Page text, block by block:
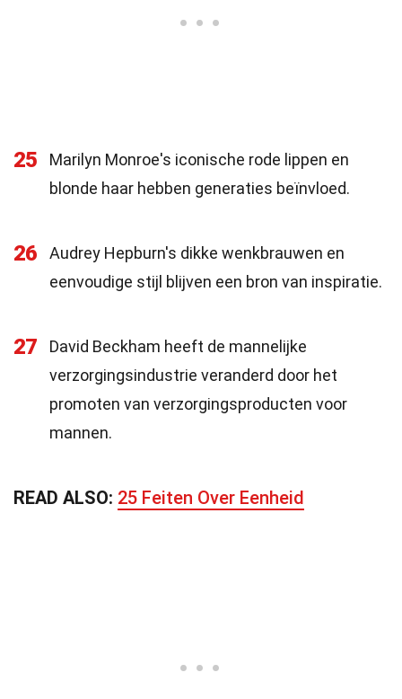
25
Marilyn Monroe's iconische rode lippen en
blonde haar hebben generaties beïnvloed.
26
Audrey Hepburn's dikke wenkbrauwen en
eenvoudige stijl blijven een bron van inspiratie.
27
David Beckham heeft de mannelijke
verzorgingsindustrie veranderd door het
promoten van verzorgingsproducten voor
mannen.
READ ALSO: 25 Feiten Over Eenheid